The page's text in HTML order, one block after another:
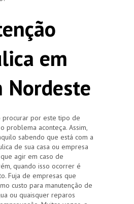
em
Nordeste
procurar por este tipo de
problema aconteça. Assim,
sabendo que está com a
de sua casa ou empresa
agir em caso de
quando isso ocorrer é
Fuja de empresas que
custo para manutenção de
ou quaisquer reparos